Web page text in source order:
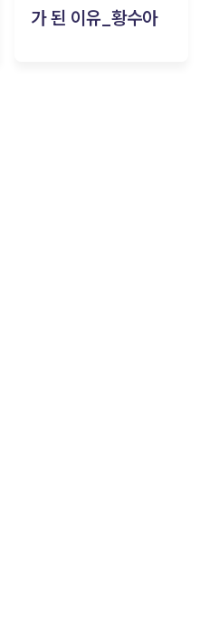
가 된 이유_황수아